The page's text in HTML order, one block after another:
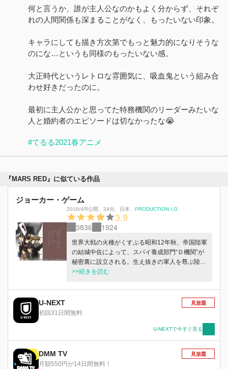
何と言うか、誰が主人公なのかもよく分からず、それぞ
れの人間関係も深まることがなく、もったいない印象。
キャラにしても描き方次第でもっと魅力的になりそうな
のにな…というも同様のもったいない感。
大正時代というレトロな雰囲気に、吸血鬼という組み合
わせ好きだったのに。
最初に主人公かと思ってた特務機関のリーダーみたいな
人と婚約者のエピソードは切なかったな😭
#てるる2021春アニメ
『MARS RED』に似ている作品
ジョーカー・ゲーム
2016/4/5公開 24分 日本 PRODUCTION I.G
3.9
3836 1924
世界大戦の火種がくすぶる昭和12年秋、帝国陸軍
の結城中佐によって、スパイ養成部門“Ｄ機関”が
秘密裏に設立される。生え抜きの軍人を尊ぶ陸軍
の風潮に反し、機関員として選ばれたのは、東京
抜試験を平然とくぐり抜けた若者たちだ。彼らは
魔術師のごとき知略を持つ結城中佐のもと、爆薬
や無電の扱い方、自動車や飛行機の操縦法はもち
動に必要なありとあらゆる技術を身につけ、任地
へと旅立っていく。「死ぬな、殺すな」——目立
たぬことを旨とするスパイにとって自決と殺人は
最悪の選択肢であるとするＤ機関は、陸軍中枢部
>>続きを読む
U-NEXT
初回31日間無料
見放題
U-NEXTで今すぐ見る
DMM TV
月額550円が14日間無料！
見放題